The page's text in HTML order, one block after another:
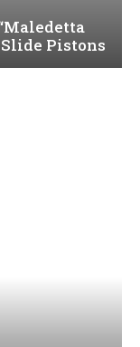
Pistons